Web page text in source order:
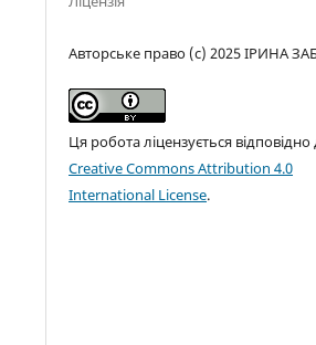
Авторське право (c) 2025 ІРИНА
Ця робота ліцензується відповідно
Creative Commons Attribution 4.0
International License.